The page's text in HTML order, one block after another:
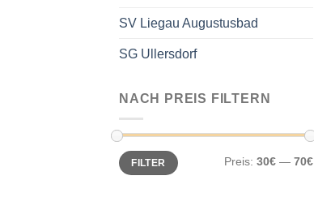
SV Liegau Augustusbad
SG Ullersdorf
NACH PREIS FILTERN
Min.
Preis
Max.
PreisFILTER Preis: 30€ — 70€